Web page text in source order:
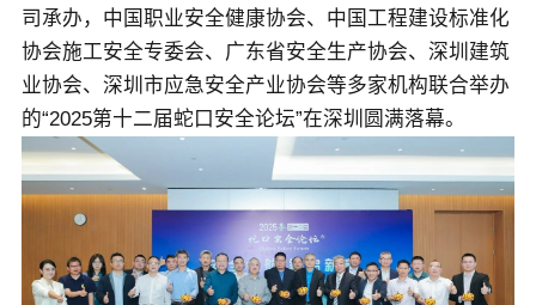
培训
人力服务
新闻中心
关于佳保
司承办，中国职业安全健康协会、中国工程建设标准化
协会施工安全专委会、广东省安全生产协会、深圳建筑
业协会、深圳市应急安全产业协会等多家机构联合举办
的“2025第十二届蛇口安全论坛”在深圳圆满落幕。